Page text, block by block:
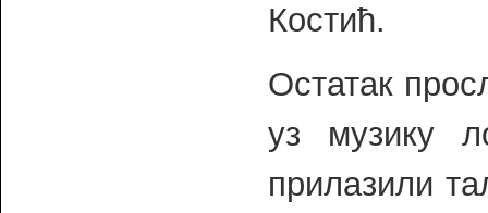
Костић.
Остатак
уз музику
прилазили